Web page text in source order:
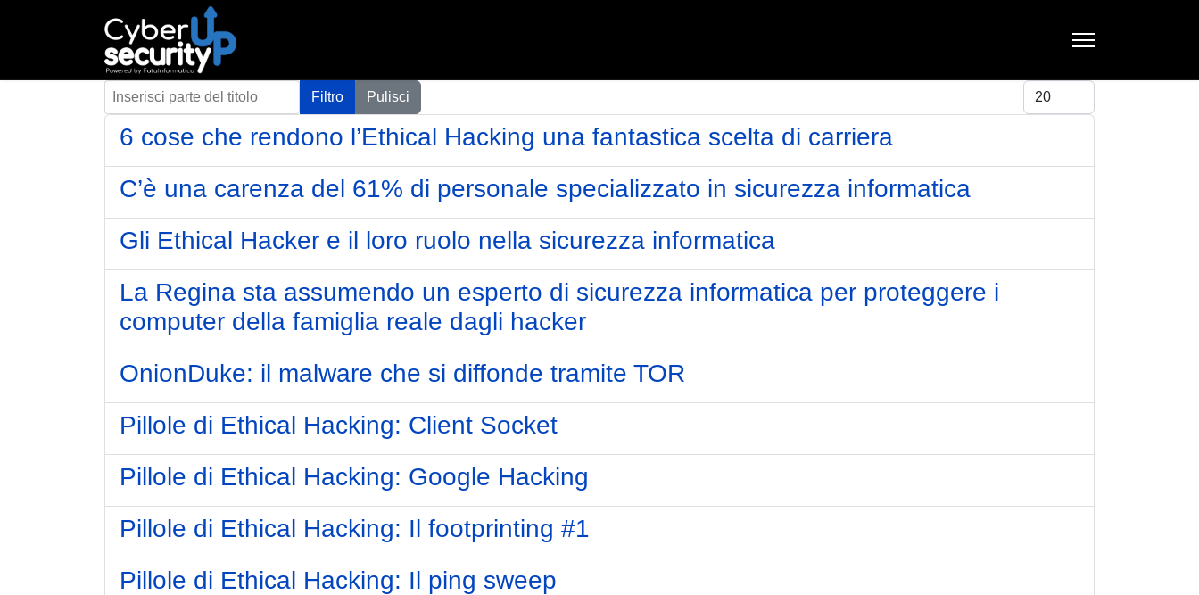
Inserisci parte del titolo Filtro Pulisci Visualizza #
6 cose che rendono l’Ethical Hacking una fantastica scelta di carriera
C’è una carenza del 61% di personale specializzato in sicurezza informatica
Gli Ethical Hacker e il loro ruolo nella sicurezza informatica
La Regina sta assumendo un esperto di sicurezza informatica per proteggere i
computer della famiglia reale dagli hacker
OnionDuke: il malware che si diffonde tramite TOR
Pillole di Ethical Hacking: Client Socket
Pillole di Ethical Hacking: Google Hacking
Pillole di Ethical Hacking: Il footprinting #1
Pillole di Ethical Hacking: Il ping sweep